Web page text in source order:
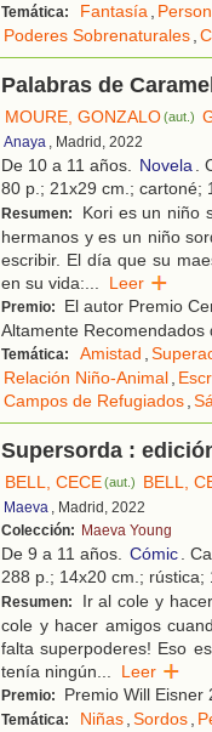
Temática: Fantasía,
Poderes Sobrenaturales,
Palabras de
MOURE, GONZALO(aut.)
Anaya , Madrid, 2022
De 10 a 11 años. Novela.
80 p.; 21x29 cm.; cartoné;
Resumen:
Kori es un niño
hermanos y es un niño
escribir. El día que su
en su vida:... Leer
Premio:
El autor Premio
Altamente
Temática: Amistad ,
Relación Niño-Animal,
Campos de Refugiados,
Supersorda :
BELL, CECE(aut.) BELL,
Maeva , Madrid, 2022
Colección: Maeva Young
De 9 a 11 años. Cómic.
288 p.; 14x20 cm.; rústica;
Resumen:
Ir al cole y
cole y hacer amigos
falta superpoderes! Eso
tenía ningún... Leer
Premio: Premio Will Eisner
Temática: Niñas,Sordos,